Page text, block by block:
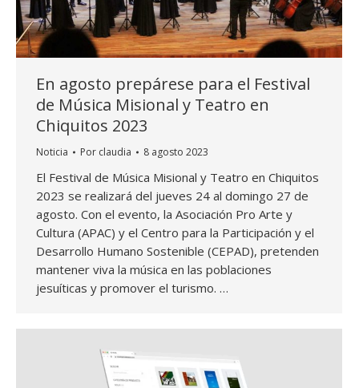
En agosto prepárese para el Festival
de Música Misional y Teatro en
Chiquitos 2023
Noticia Por claudia 8 agosto 2023
El Festival de Música Misional y Teatro en Chiquitos
2023 se realizará del jueves 24 al domingo 27 de
agosto. Con el evento, la Asociación Pro Arte y
Cultura (APAC) y el Centro para la Participación y el
Desarrollo Humano Sostenible (CEPAD), pretenden
mantener viva la música en las poblaciones
jesuíticas y promover el turismo. …